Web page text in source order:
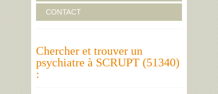
CONTACT
Chercher et trouver un
psychiatre à SCRUPT (51340)
: